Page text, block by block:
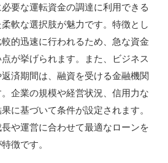
要な運転資金の調達に利用できる
軟な選択肢が魅力です。特徴とし
的迅速に行われるため、急な資金
が挙げられます。また、ビジネス
済期間は、融資を受ける金融機関
企業の規模や経営状況、信用力な
に基づいて条件が設定されます。
や運営に合わせて最適なローンを
徴です。